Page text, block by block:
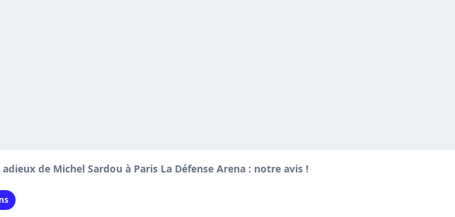
adieux de Michel Sardou à Paris La Défense Arena : notre avis !